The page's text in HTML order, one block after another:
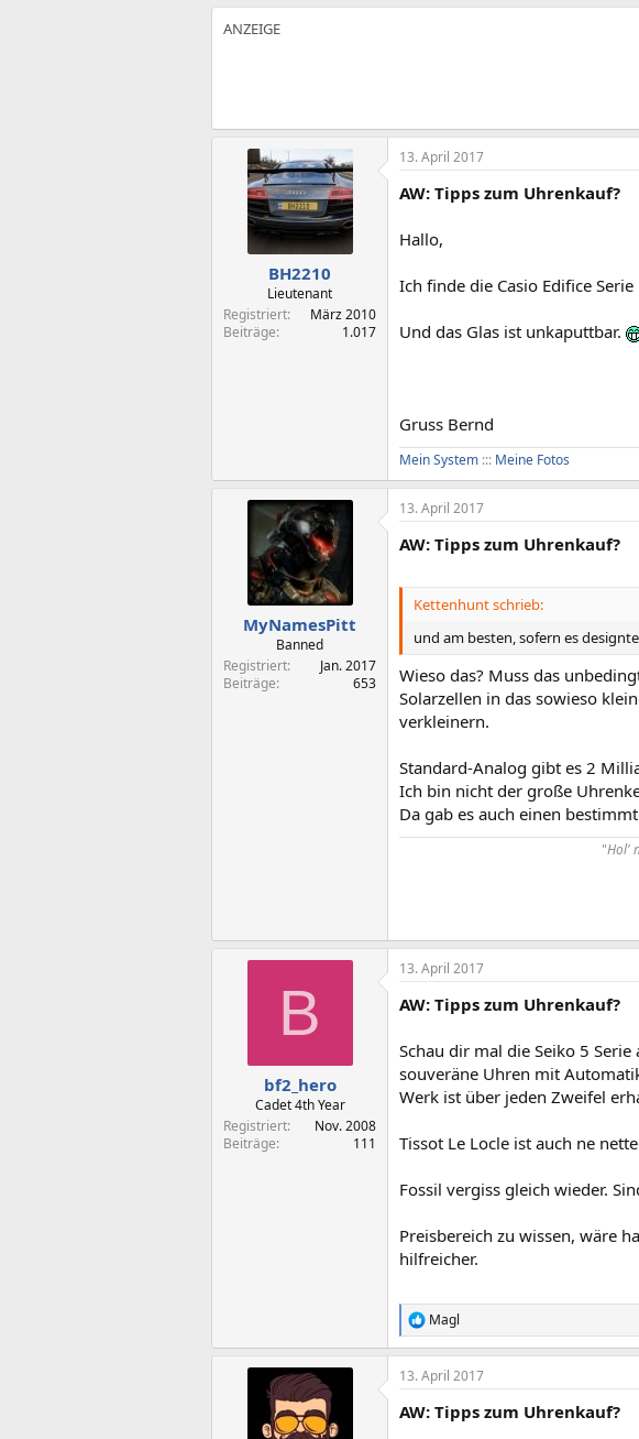
BH2210
Lieutenant
Registriert
März 2010
Beiträge
1.017
13. April 2017
AW: Tipps zum Uhrenkauf?
Hallo,
Ich finde die Casio Edifice Serie
Und das Glas ist unkaputtbar.
Gruss Bernd
Mein System ::: Meine Fotos
MyNamesPitt
Banned
Registriert
Jan. 2017
Beiträge
653
13. April 2017
AW: Tipps zum Uhrenkauf?
Kettenhunt schrieb:
und am besten, sofern es
Wieso das? Muss das
Solarzellen in das sowieso
verkleinern.
Standard-Analog gibt es 2
Ich bin nicht der große
Da gab es auch einen
"Hol'
B
bf2_hero
Cadet 4th Year
Registriert
Nov. 2008
Beiträge
111
13. April 2017
AW: Tipps zum Uhrenkauf?
Schau dir mal die Seiko 5
souveräne Uhren mit
Werk ist über jeden Zweifel
Tissot Le Locle ist auch ne
Fossil vergiss gleich wieder.
Preisbereich zu wissen, wäre
hilfreicher.
R
e
a
k
i
Magl
13. April 2017
AW: Tipps zum Uhrenkauf?